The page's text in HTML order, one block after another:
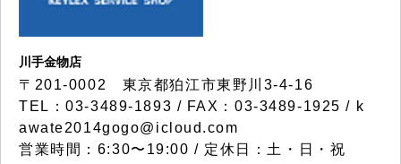
川手金物店
〒201-0002 東京都狛江市東野川3-4-16
TEL：03-3489-1893 / FAX：03-3489-1925 / k
awate2014gogo@icloud.com
営業時間：6:30〜19:00 / 定休日：土・日・祝